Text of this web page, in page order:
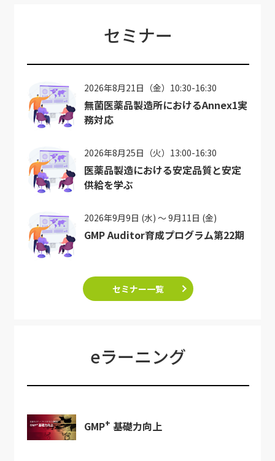
セミナー
2026年8月21日（金）10:30-16:30
無菌医薬品製造所におけるAnnex1実
務対応
2026年8月25日（火）13:00-16:30
医薬品製造における安定品質と安定
供給を学ぶ
2026年9月9日 (水) ～ 9月11日 (金)
GMP Auditor育成プログラム第22期
セミナー一覧
eラーニング
GMP+ 基礎力向上